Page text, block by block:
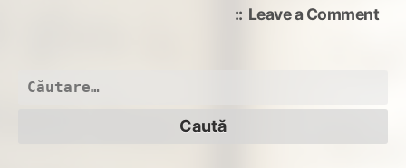
Leave a Commenton
tu
Caută